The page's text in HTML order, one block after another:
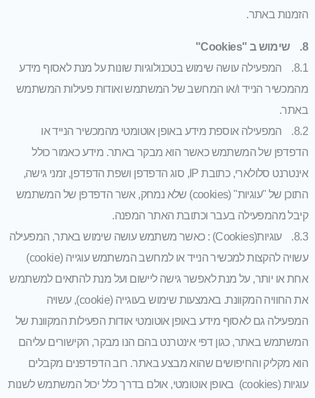
הזמנות באתר.
8. שימוש ב
"Cookies"
8.1. המפעילה עושה שימוש בטכנולוגיות שונות על מנת לאסוף מידע
מהמכשיר הנייד ו/או המחשב של המשתמש ואודות פעילות המשתמש
באתר.
8.2. המפעילה אוספת מידע באופן אוטומטי מהמכשיר הנייד או
הדפדפן של המשתמש כאשר הוא מבקר באתר. מידע כאמור כולל
אינטרנט סלולארי, כתובת IP, סוג הדפדפן ושפת הדפדפן, זמני גישה,
התוכן של "עוגיות" (cookies) שלא נמחק, אשר הדפדפן של המשתמש
קיבל מהמפעילה בעבר וכתובת האתר המפנה.
8.3. עוגיות(Cookies) : כאשר משתמש עושה שימוש באתר, המפעילה
עשויה להקצות למכשיר הנייד או למחשב המשתמש עוגייה (cookie)
אחת או יותר, על מנת לאפשר גישה ליישום ועל מנת להתאים למשתמש
את החוויה המקוונת. באמצעות שימוש בעוגייה (cookie), עשויה
המפעילה גם לאסוף מידע באופן אוטומטי אודות הפעילות המקוונת של
המשתמש באתר, כגון דפי אינטרנט בהם הנו מבקר, הקישורים עליהם
הוא מקליק והחיפושים שהוא מבצע באתר. רוב הדפדפנים מקבלים
עוגיות (cookies) באופן אוטומטי, אולם בדרך כלל יכול המשתמש לשנות